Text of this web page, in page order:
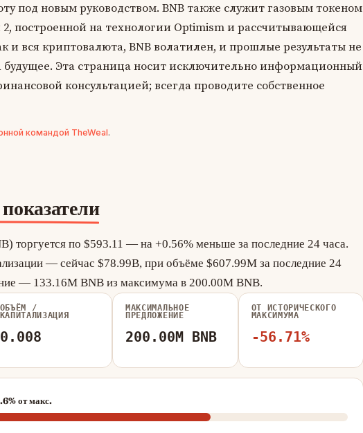
торгуется по $593.11 — на +0.56% меньше за последние 24 часа.
— сейчас $78.99B, при объёме $607.99M за последние 24
— 133.16M BNB из максимума в 200.00M BNB.
ОБЪЁМ /
КАПИТАЛИЗАЦИЯ
0.008
МАКСИМАЛЬНОЕ
ПРЕДЛОЖЕНИЕ
200.00M BNB
ОТ ИСТОРИЧЕСКОГО
МАКСИМУМА
-56.71%
от макс.
под новым руководством. BNB также служит газовым токеном
2, построенной на технологии Optimism и рассчитывающейся
и вся криптовалюта, BNB волатилен, и прошлые результаты не
Эта страница носит исключительно информационный
консультацией; всегда проводите собственное
командой TheWeal.